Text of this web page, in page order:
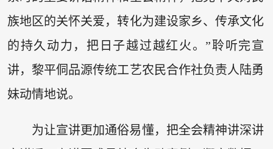
族地区的关怀关爱，转化为建设家乡、传承文化
的持久动力，把日子越过越红火。”聆听完宣
讲，黎平侗品源传统工艺农民合作社负责人陆勇
妹动情地说。
为让宣讲更加通俗易懂，把全会精神讲深讲